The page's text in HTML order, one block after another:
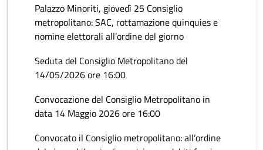
Palazzo Minoriti, giovedì 25 Consiglio
metropolitano: SAC, rottamazione quinquies e
nomine elettorali all’ordine del giorno
Seduta del Consiglio Metropolitano del
14/05/2026 ore 16:00
Convocazione del Consiglio Metropolitano in
data 14 Maggio 2026 ore 16:00
Convocato il Consiglio metropolitano: all’ordine